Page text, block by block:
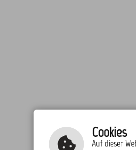
Cookies
Auf dieser